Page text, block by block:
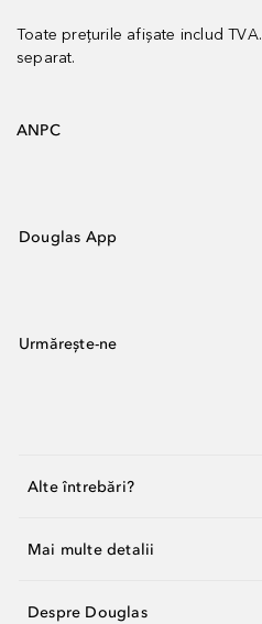
Toate prețurile afișate includ TVA.
separat.
ANPC
Douglas App
Urmărește-ne
Alte întrebări?
Mai multe detalii
Despre Douglas